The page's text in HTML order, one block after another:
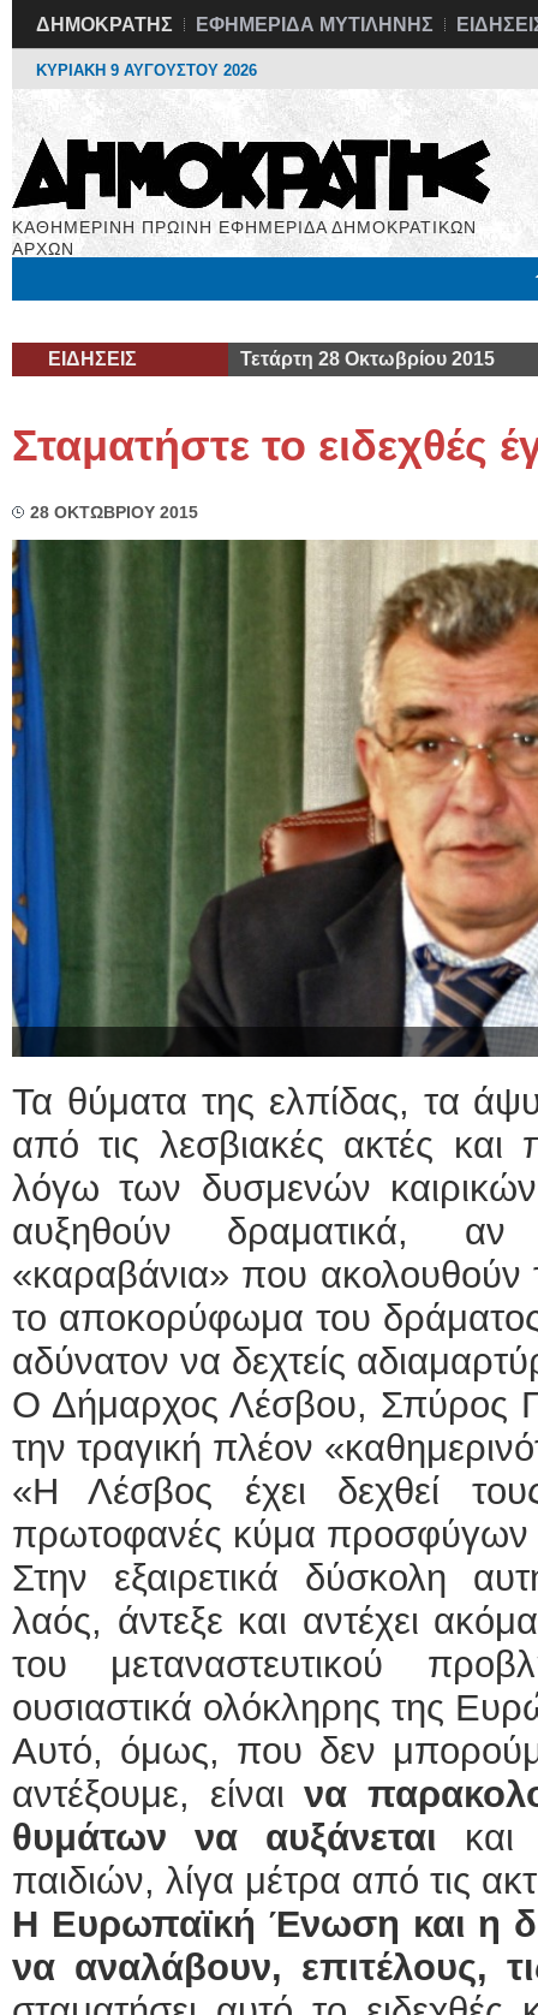
ΔΗΜΟΚΡΑΤΗΣ ΕΦΗΜΕΡΙΔΑ ΜΥΤΙΛΗΝΗΣ
ΚΥΡΙΑΚΗ 9 ΑΥΓΟΥΣΤΟΥ 2026
ΚΑΘΗΜΕΡΙΝΗ ΠΡΩΙΝΗ ΕΦΗΜΕΡΙΔΑ ΔΗΜΟΚΡΑΤΙΚΩΝ
ΑΡΧΩΝ
ΕΙΔΗΣΕΙΣ Τετάρτη 28 Οκτωβρίου 2015
Σταματήστε το ειδεχθές
28 ΟΚΤΩΒΡΙΟΥ 2015
Τα θύματα της ελπίδας, τα
από τις λεσβιακές ακτές
λόγω των δυσμενών
αυξηθούν δραματικά,
«καραβάνια» που ακολουθούν
το αποκορύφωμα του
αδύνατον να δεχτείς
Ο Δήμαρχος Λέσβου, Σπύρος
την τραγική πλέον
«Η Λέσβος έχει δεχθεί
πρωτοφανές κύμα προσφύγων
Στην εξαιρετικά δύσκολη
λαός, άντεξε και αντέχει
του μεταναστευτικού
ουσιαστικά ολόκληρης της
Αυτό, όμως, που δεν
αντέξουμε, είναινα
θυμάτων να αυξάνεται
παιδιών, λίγα μέτρα από τις
Η Ευρωπαϊκή Ένωση και η
να αναλάβουν, επιτέλους,